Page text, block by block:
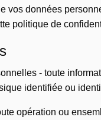
vos données
politique de
- toute
identifiée ou
opération ou